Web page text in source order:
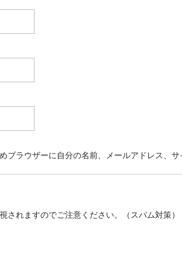
ブラウザーに自分の名前、メールアドレス、
されますのでご注意ください。（スパム対策）